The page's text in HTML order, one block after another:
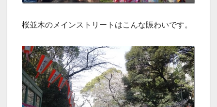
桜並木のメインストリートはこんな賑わいです。